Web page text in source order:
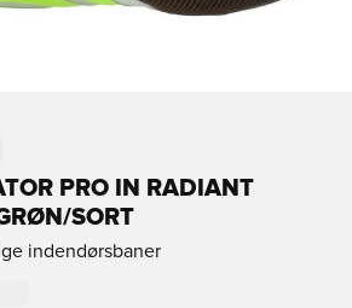
PRO IN RADIANT
SORT
indendørsbaner